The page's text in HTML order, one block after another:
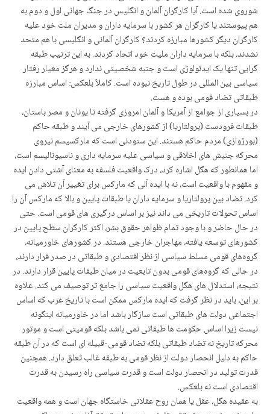
شوروی شده است. آیا کارگران آلمان و انگلیس در جنگ جهانی اول و دوم به
هم پیوستند یا کارگران هر کشور با سرمایه داران و مدیران ملت خود علیه
کارگران دیگر کشورها مبارزه کردند؟ کارگران آلمانی و انگلیسی با هم متحد
نشدند، بلکه با سرمایه داران ملیت خود اتحاد کردند. به این ترتیب طبقه
گرایی تنها یک ایدئولوژی است و جنبه شخصیتی ندارد و هرگز معیار رفتار
سیاسی بین المللی در طول تاریخ نبوده است. کاملاً بلعکس: اساس مبارزه
طبقاتی تضاد قومی بوده و هست.
در بسیاری از جوامع از آمریکا و آلمان امروزی گرفته تا یونان و مصر باستان،
طبقات فرودست (پرولتاریا) از کشورهای خارجی می آیند و طبقه حاکم
(بورژوازی) مردم حاکم هستند. این ستودنی است که مارکسیسم نیروی
محرکه جنبش های اخلاقی و سیاسی علیه سرمایه داری و ناسیونالیسم است،
اما همانطور که هگل اشاره کرد، درک واقعیت فلسفه به معنای آشتی دادن ایده
و مفهوم با واقعیت است، نه با ایده آلی که مارکس برای تغییر آن تلاش می
کرد. تضاد بین پرولتاریا و سرمایه داران یا طبقات پایین و بالا که مارکس آن را
اساس تحولات تاریخی می داند نیز بر اساس درگیری های قومی است. حتی
در حال حاضر و با وجود تمام ظواهر حقوق بشر، اکثر کارگران سطح پایین در
کشورهای توسعه یافته، مهاجران خارجی هستند. در کشورهای خاورمیانه،
گروه‌های قومی مسلط سیاسی از نظر اقتصادی و طبقاتی در صدر قرار دارند،
در حالی که گروه‌های قومی بدون تابعیت در میان طبقات پایین قرار دارند. در
نتیجه، استدلال های هگل واقعیت سیاسی را جامع تر توصیف می کند. علاوه
بر این، باید در نظر گرفت که ایده مارکس ممکن است با تاریخ غرب که اساس
اجتماعی دولت های طبقاتی است سازگار باشد اما در خاورمیانه اینگونه
نیست زیرا اساس حکومت ها طبقاتی نمی باشد بلکه قومیتی است و موتور
محرکه تاریخ نه تضاد طبقاتی بلکه تضاد قومی-قبیله ای است که در آن طبقه
حاکم به دلیل انحصار دولت از نظر قومی به طبقه غالب تعلق دارد. همچنین
قدرت تولید در انحصار دولت است و قدرت سیاسی راه رسیدن به قدرت
اقتصادی است نه بلعکس.
به عقیده هگل، عقل یا همان روح عقلانی خاستگاه جهان است و همه واقعیت